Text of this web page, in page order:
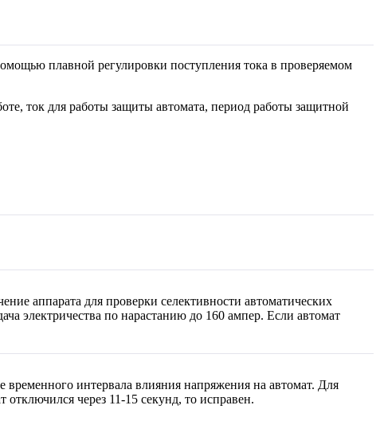
плавной регулировки поступления тока в проверяемом
ток для работы защиты автомата, период работы защитной
аппарата для проверки селективности автоматических
электричества по нарастанию до 160 ампер. Если автомат
интервала влияния напряжения на автомат. Для
через 11-15 секунд, то исправен.